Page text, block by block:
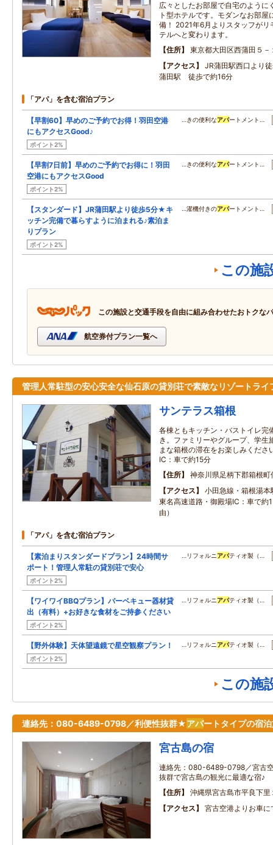
広々としたお部屋で自宅のように
ト型ホテルです。モダンなお部
備！ 2021年6月よりスタッフが
テルへと変わります。
住所
東京都大田区西蒲田５－
アクセス
JR蒲田駅西口より
蒲田駅 徒歩で約16分
「アパ」を含む宿泊プラン
【早割60】早めのご予約でお得！羽田空港
にもアクセスGood♪
ポイント2%
…きの便利なアパートメント…
【早割7日前】早めのご予約でお得に！羽田
空港にもアクセスGood
ポイント2%
…きの便利なアパートメント…
【スタンダード】JR蒲田駅より徒歩5分★キ
ッチン完備で暮らすように泊まれる♪素泊ま
りプラン
ポイント2%
…濯機付きのアパートメント…
この施
この施設と交通手段を自由に組み合わせたおトクな
航空券付プラン一覧へ
管理人常駐型の安心安全な仙石原の貸別荘で素敵なリゾートライ
サンテラス箱根
各棟ともキッチン・バストイレ完
き。ファミリーやグループ、学生
まな箱根の滞在をお楽しみくださ
IC：車で約15分
住所
神奈川県足柄下郡箱根
アクセス
小田急線・箱根湯
東名高速道路・御殿場IC：車で約
由）
「アパ」を含む宿泊プラン
【素泊まりスタンダードプラン】24時間サ
ポート！管理人常駐の貸別荘で安心
ポイント2%
…リフォルニ アパティオ製（…
【ワイワイBBQプラン】バーベキュー器材貸
出（有料）+お好きな食材をご持参ください
ポイント2%
…リフォルニ アパティオ製（…
【野外体験】天体望遠鏡で星空観察プラン！
ポイント2%
…リフォルニ アパティオ製（…
この施
連絡先：080-6489-0798／利便性抜群★アパートタイプの宿
宮古島の宿
連絡先：080-6489-0798／宮古
抜群で宮古島の観光に最適な宿♪
住所
沖縄県宮古島市平良下里
アクセス
宮古空港よりお車に